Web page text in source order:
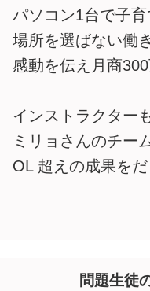
パソコン1台で子
場所を選ばない働
感動を伝え月商
インストラクター
ミリョさんのチー
OL 超えの成果をだ
問題生徒